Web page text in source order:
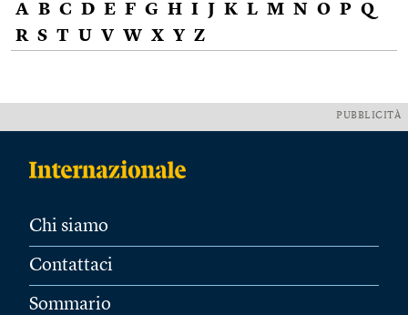
A B C D E F G H I J K L M N O P Q
R S T U V W X Y Z
PUBBLICITÀ
Chi siamo
Contattaci
Sommario